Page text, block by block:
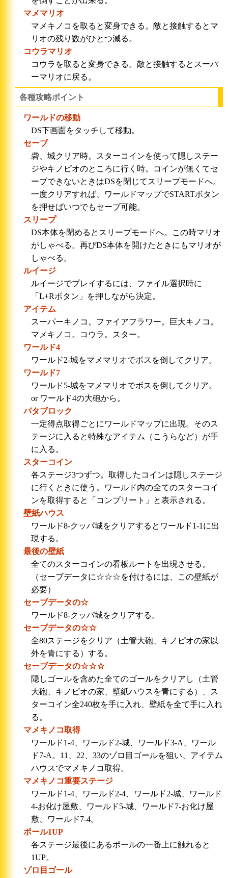
マメマリオ
マメキノコを取ると変身できる。敵と接触するとマ
リオの残り数がひとつ減る。
コウラマリオ
コウラを取ると変身できる。敵と接触するとスーパ
ーマリオに戻る。
各種攻略ポイント
ワールドの移動
DS下画面をタッチして移動。
セーブ
砦、城クリア時。スターコインを使って隠しステー
ジやキノピオのところに行く時。コインが無くてセ
ーブできないときはDSを閉じてスリープモードへ。
一度クリアすれば、ワールドマップでSTARTボタン
を押せばいつでもセーブ可能。
スリープ
DS本体を閉めるとスリープモードへ。この時マリオ
がしゃべる。再びDS本体を開けたときにもマリオが
しゃべる。
ルイージ
ルイージでプレイするには、ファイル選択時に
「L+Rボタン」を押しながら決定。
アイテム
スーパーキノコ。ファイアフラワー。巨大キノコ。
マメキノコ。コウラ。スター。
ワールド4
ワールド2-城をマメマリオでボスを倒してクリア。
ワールド7
ワールド5-城をマメマリオでボスを倒してクリア。
or ワールド4の大砲から。
パタブロック
一定得点取得ごとにワールドマップに出現。そのス
テージに入ると特殊なアイテム（こうらなど）が手
に入る。
スターコイン
各ステージ3つずつ。取得したコインは隠しステージ
に行くときに使う。ワールド内の全てのスターコイ
ンを取得すると「コンプリート」と表示される。
壁紙ハウス
ワールド8-クッパ城をクリアするとワールド1-1に出
現する。
最後の壁紙
全てのスターコインの看板ルートを出現させる。
（セーブデータに☆☆☆を付けるには、この壁紙が
必要）
セーブデータの☆
ワールド8-クッパ城をクリアする。
セーブデータの☆☆
全80ステージをクリア（土管大砲、キノピオの家以
外を青にする）する。
セーブデータの☆☆☆
隠しゴールを含めた全てのゴールをクリアし（土管
大砲、キノピオの家、壁紙ハウスを青にする）、ス
ターコイン全240枚を手に入れ、壁紙を全て手に入れ
る。
マメキノコ取得
ワールド1-4、ワールド2-城、ワールド3-A、ワール
ド7-A。11、22、33のゾロ目ゴールを狙い、アイテム
ハウスでマメキノコ取得。
マメキノコ重要ステージ
ワールド1-4、ワールド2-4、ワールド2-城、ワールド
4-お化け屋敷、ワールド5-城、ワールド7-お化け屋
敷、ワールド7-4。
ポール1UP
各ステージ最後にあるポールの一番上に触れると
1UP。
ゾロ目ゴール